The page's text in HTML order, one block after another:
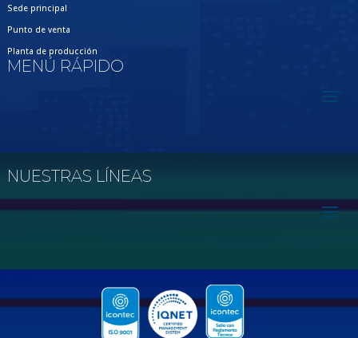
Sede principal
Punto de venta
Planta de producción
MENÚ RÁPIDO
NUESTRAS LÍNEAS